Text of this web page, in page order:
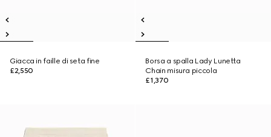
Giacca in faille di seta fine
£2,550
Borsa a spalla Lady Lunetta
Chain misura piccola
£1,370